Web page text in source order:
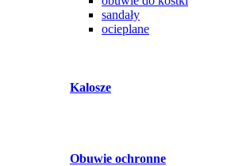
sandały
ocieplane
Kalosze
Obuwie ochronne